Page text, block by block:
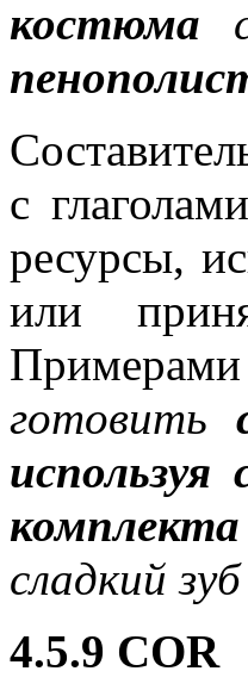
костюма
с
ресурсы,
или
Примерами
готовить
используя
сладкий зуб
4.5.9